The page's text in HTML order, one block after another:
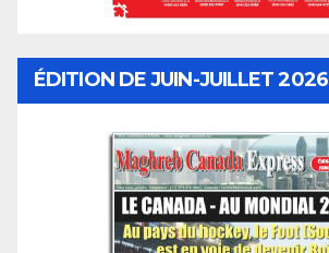
ÉDITION DE JUIN-JUILLET 2026